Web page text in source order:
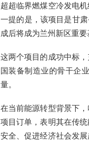
超超临界燃煤空冷发电
一提的是，该项目是甘
成后将成为兰州新区重
这两个项目的成功中标
国装备制造业的骨干企
量。
在当前能源转型背景下
项目订单，表明其在传
安全、促进经济社会发